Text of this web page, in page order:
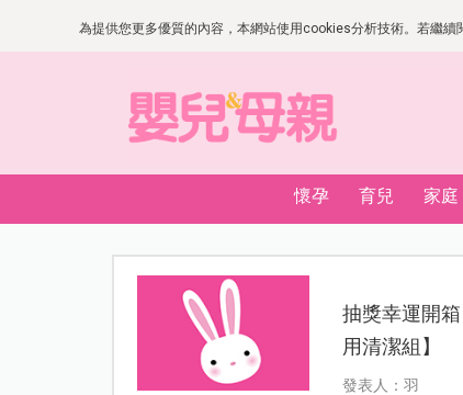
為提供您更多優質的內容，本網站使用cookies分析技術。若繼
懷孕 育兒 家庭
抽獎幸運開
用清潔組】
發表人：羽